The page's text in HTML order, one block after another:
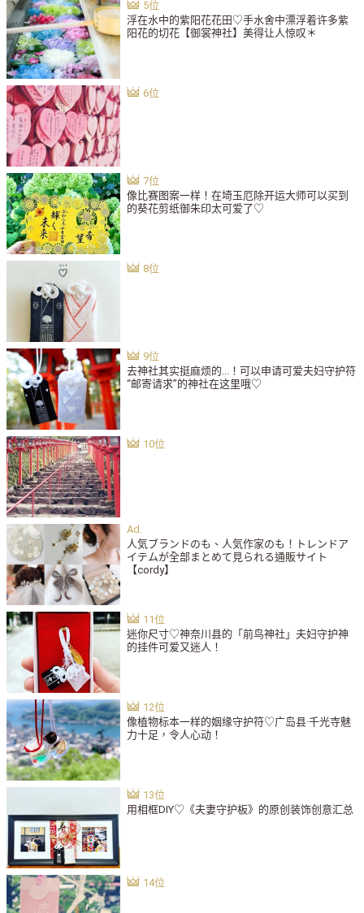
浮在水中的紫阳花花田♡手水舍中漂浮着许多紫
阳花的切花【御裳神社】美得让人惊叹＊
像比赛图案一样！在埼玉厄除开运大师可以买到
的葵花剪纸御朱印太可爱了♡
去神社其实挺麻烦的...！可以申请可爱夫妇守护符
“邮寄请求”的神社在这里哦♡
人気ブランドのも、人気作家のも！トレンドア
イテムが全部まとめて見られる通販サイト
【cordy】
迷你尺寸♡神奈川县的「前鸟神社」夫妇守护神
的挂件可爱又迷人！
像植物标本一样的姻缘守护符♡广岛县·千光寺魅
力十足，令人心动！
用相框DIY♡《夫妻守护板》的原创装饰创意汇总